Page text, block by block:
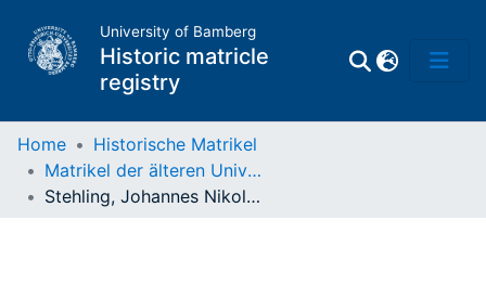
University of Bamberg
Historic matricle
registry
Matrikel
Home
Historische Matrikel
Matrikel der älteren Universität
Stehling, Johannes Nikolaus